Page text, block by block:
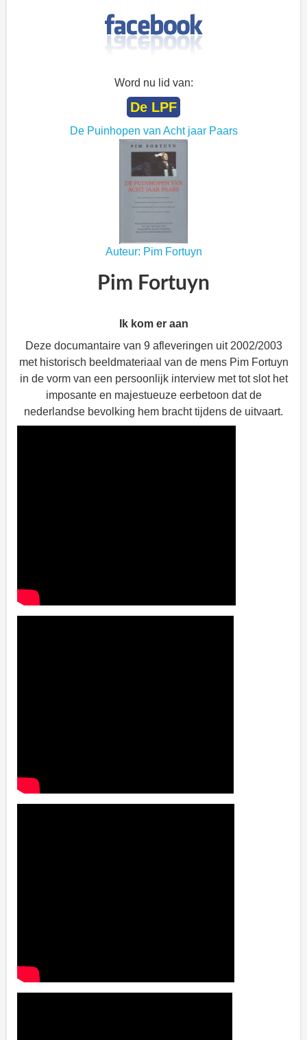
Word nu lid van:
De LPF
De Puinhopen van Acht jaar Paars
Auteur: Pim Fortuyn
Pim Fortuyn
Ik kom er aan
Deze documantaire van 9 afleveringen uit 2002/2003
met historisch beeldmateriaal van de mens Pim Fortuyn
in de vorm van een persoonlijk interview met tot slot het
imposante en majestueuze eerbetoon dat de
nederlandse bevolking hem bracht tijdens de uitvaart.